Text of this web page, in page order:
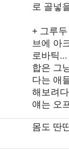
로 골넣
+ 그루
브에 아
로바틱
합은 그
다는 애
해보려
얘는 오
몸도 딴